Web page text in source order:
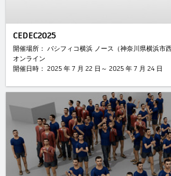
CEDEC2025
開催場所： パシフィコ横浜 ノース（神奈川県横浜市
オンライン
開催日時： 2025 年 7 月 22 日～ 2025 年 7 月 24 日